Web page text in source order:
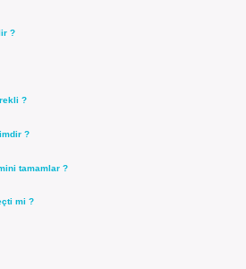
?
?
?
tamamlar ?
mi ?